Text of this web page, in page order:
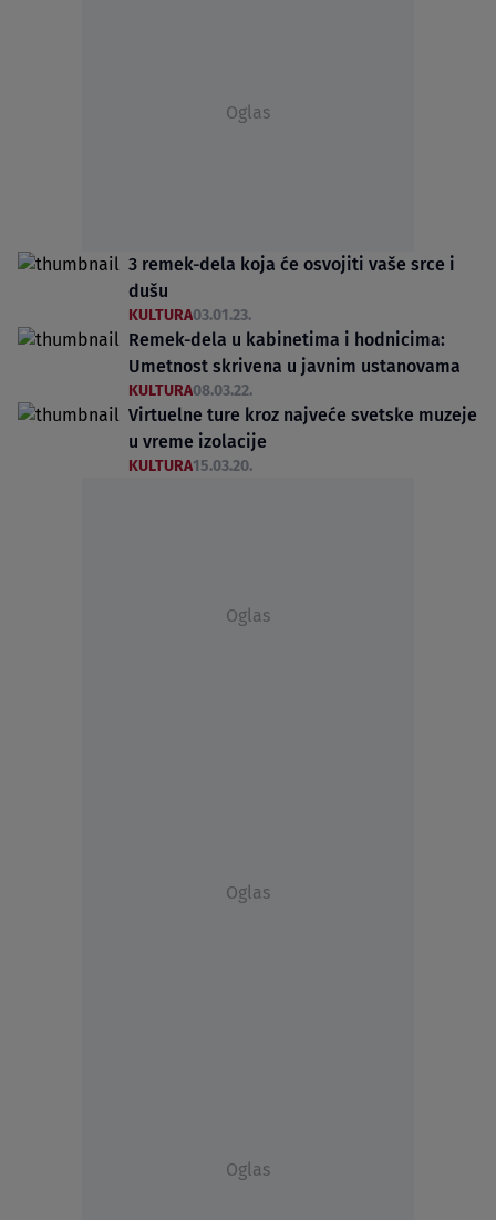
Oglas
3 remek-dela koja će osvojiti vaše srce i
dušu
KULTURA03.01.23.
Remek-dela u kabinetima i hodnicima:
Umetnost skrivena u javnim ustanovama
KULTURA08.03.22.
Virtuelne ture kroz najveće svetske muzeje
u vreme izolacije
KULTURA15.03.20.
Oglas
Oglas
Oglas